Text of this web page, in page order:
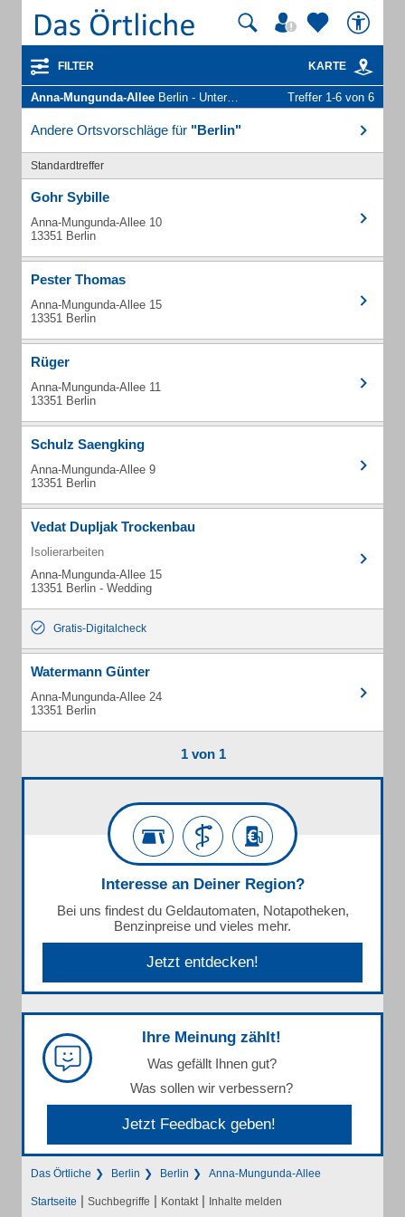
FILTER KARTE
Anna-Mungunda-Allee Berlin - Unternehmen und Personen Treffer 1-6 von 6
Andere Ortsvorschläge für "Berlin"
Standardtreffer
Gohr Sybille
Anna-Mungunda-Allee 10
13351 Berlin
Pester Thomas
Anna-Mungunda-Allee 15
13351 Berlin
Rüger
Anna-Mungunda-Allee 11
13351 Berlin
Schulz Saengking
Anna-Mungunda-Allee 9
13351 Berlin
Vedat Dupljak Trockenbau
Isolierarbeiten
Anna-Mungunda-Allee 15
13351 Berlin - Wedding
Gratis-Digitalcheck
Watermann Günter
Anna-Mungunda-Allee 24
13351 Berlin
1 von 1
Interesse an Deiner Region?
Bei uns findest du Geldautomaten, Notapotheken,
Benzinpreise und vieles mehr.
Jetzt entdecken!
Ihre Meinung zählt!
Was gefällt Ihnen gut?
Was sollen wir verbessern?
Jetzt Feedback geben!
Das Örtliche Berlin Berlin Anna-Mungunda-Allee
Startseite | Suchbegriffe | Kontakt | Inhalte melden